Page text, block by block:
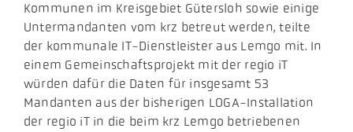
Kommunen im Kreisgebiet Gütersloh sowie einige
Untermandanten vom krz betreut werden, teilte
der kommunale IT-Dienstleister aus Lemgo mit. In
einem Gemeinschaftsprojekt mit der regio iT
würden dafür die Daten für insgesamt 53
Mandanten aus der bisherigen LOGA-Installation
der regio iT in die beim krz Lemgo betriebenen